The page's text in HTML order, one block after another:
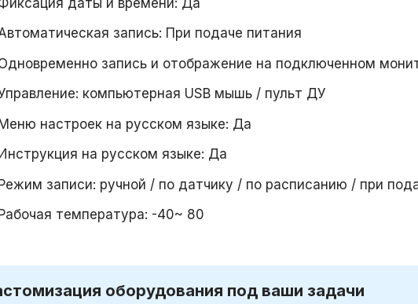
запись: При подаче питания
запись и отображение на подключенном
компьютерная USB мышь / пульт ДУ
настроек на русском языке: Да
Инструкция на русском языке: Да
записи: ручной / по датчику / по расписанию / при
Рабочая температура: -40~ 80
оборудования под ваши задачи